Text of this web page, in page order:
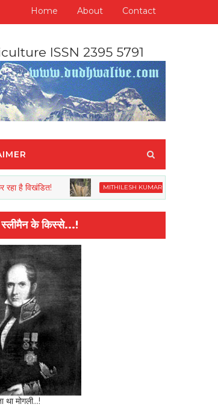
Home About Contact
ISSN 2395 5791
MITHILESH KUMAR RAY यह पृथ्वी हमारा
मापा जाता है कि वह अपने यहां जानवरों से किस तरह का सलूक करता है"-
स्लीमैन के किस्से...!
था मोगली...!